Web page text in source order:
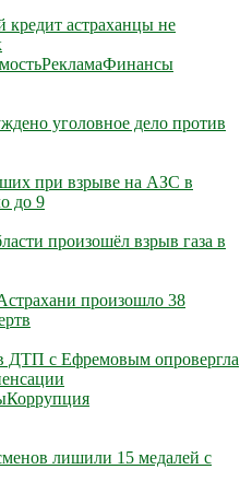
астраханцы не
РекламаФинансы
уголовное дело против
при взрыве на АЗС в
до 9
произошёл взрыв газа в
произошло 38
ДТП с Ефремовым опровергла
Коррупция
лишили 15 медалей с